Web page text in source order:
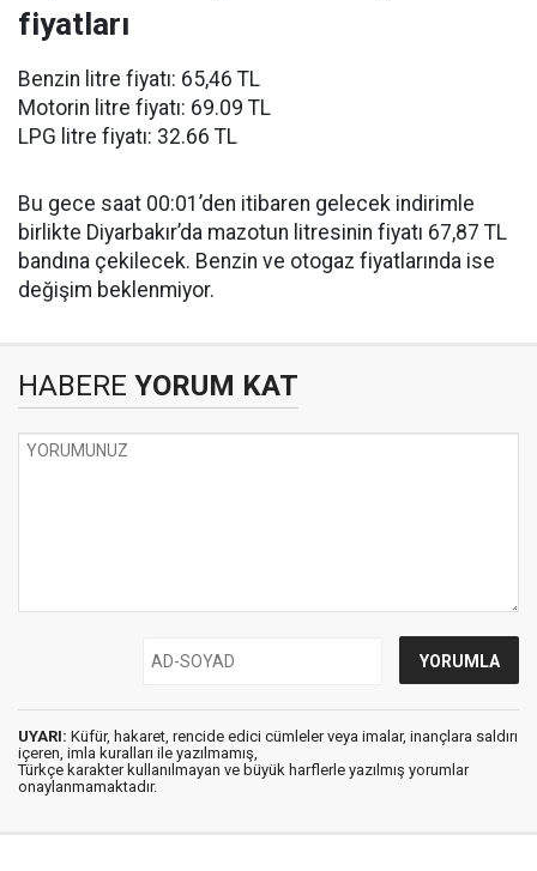
fiyatları
Benzin litre fiyatı: 65,46 TL
Motorin litre fiyatı: 69.09 TL
LPG litre fiyatı: 32.66 TL
Bu gece saat 00:01’den itibaren gelecek indirimle
birlikte Diyarbakır’da mazotun litresinin fiyatı 67,87 TL
bandına çekilecek. Benzin ve otogaz fiyatlarında ise
değişim beklenmiyor.
HABERE YORUM KAT
UYARI: Küfür, hakaret, rencide edici cümleler veya imalar, inançlara saldırı
içeren, imla kuralları ile yazılmamış,
Türkçe karakter kullanılmayan ve büyük harflerle yazılmış yorumlar
onaylanmamaktadır.